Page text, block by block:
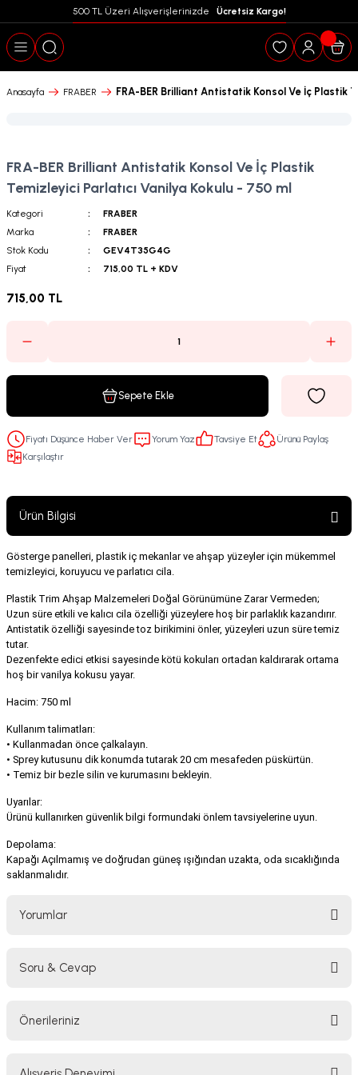
500 TL Üzeri Alışverişlerinizde Ücretsiz Kargo!
Geri Dön
Anasayfa FRABER FRA-BER Brilliant Antistatik Konsol Ve İç Plastik
FRA-BER Brilliant Antistatik Konsol Ve İç Plastik
Temizleyici Parlatıcı Vanilya Kokulu - 750 ml
Kategori
FRABER
Marka
FRABER
Stok Kodu
GEV4T35G4G
Fiyat
715,00 TL + KDV
715,00 TL
Sepete Ekle
Fiyatı Düşünce Haber Ver Yorum Yaz Tavsiye Et
Ürünü Paylaş
Karşılaştır
Ürün Bilgisi
Gösterge panelleri, plastik iç mekanlar ve ahşap yüzeyler için mükemmel
temizleyici, koruyucu ve parlatıcı cila.
Plastik Trim Ahşap Malzemeleri Doğal Görünümüne Zarar Vermeden;
Uzun süre etkili ve kalıcı cila özelliği yüzeylere hoş bir parlaklık kazandırır.
Antistatik özelliği sayesinde toz birikimini önler, yüzeyleri uzun süre temiz
tutar.
Dezenfekte edici etkisi sayesinde kötü kokuları ortadan kaldırarak ortama
hoş bir vanilya kokusu yayar.
Hacim: 750 ml
Kullanım talimatları:
• Kullanmadan önce çalkalayın.
• Sprey kutusunu dik konumda tutarak 20 cm mesafeden püskürtün.
• Temiz bir bezle silin ve kurumasını bekleyin.
Uyarılar:
Ürünü kullanırken güvenlik bilgi formundaki önlem tavsiyelerine uyun.
Depolama:
Kapağı Açılmamış ve doğrudan güneş ışığından uzakta, oda sıcaklığında
saklanmalıdır.
Yorumlar
Soru & Cevap
Önerileriniz